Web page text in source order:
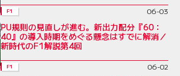
F1 06-03
PU規則の見直しが進む。新出力配分『60：
40』の導入時期をめぐる懸念はすでに解消／
新時代のF1解説第4回
F1 06-02